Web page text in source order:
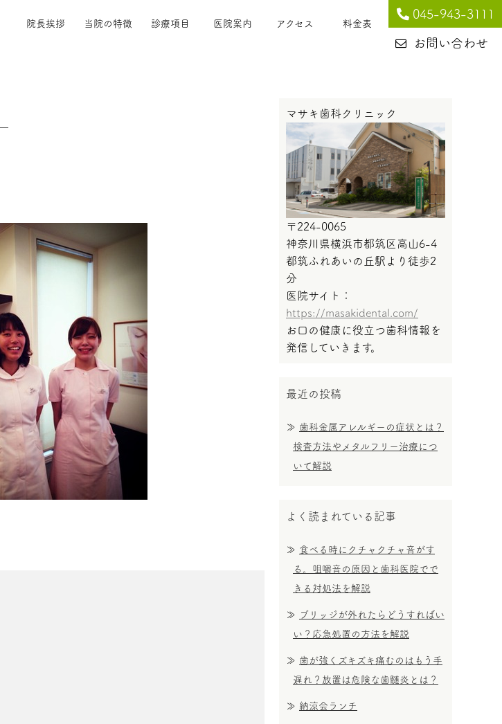
院長挨拶 当院の特徴 診療項目 医院案内 アクセス 料金表
045-943-3111
お問い合わせ
マサキ歯科クリニック
〒224-0065
神奈川県横浜市都筑区高山6-4
都筑ふれあいの丘駅より徒歩2
分
医院サイト：
https://masakidental.com/
お口の健康に役立つ歯科情報を
発信していきます。
最近の投稿
歯科金属アレルギーの症状とは？
検査方法やメタルフリー治療につ
いて解説
よく読まれている記事
食べる時にクチャクチャ音がす
る。咀嚼音の原因と歯科医院でで
きる対処法を解説
ブリッジが外れたらどうすればい
い？応急処置の方法を解説
歯が強くズキズキ痛むのはもう手
遅れ？放置は危険な歯髄炎とは？
納涼会ランチ